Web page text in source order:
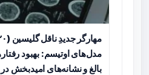
مدل‌های اوتیسم: بهبود
بالغ و نشانه‌های امیدبخش در